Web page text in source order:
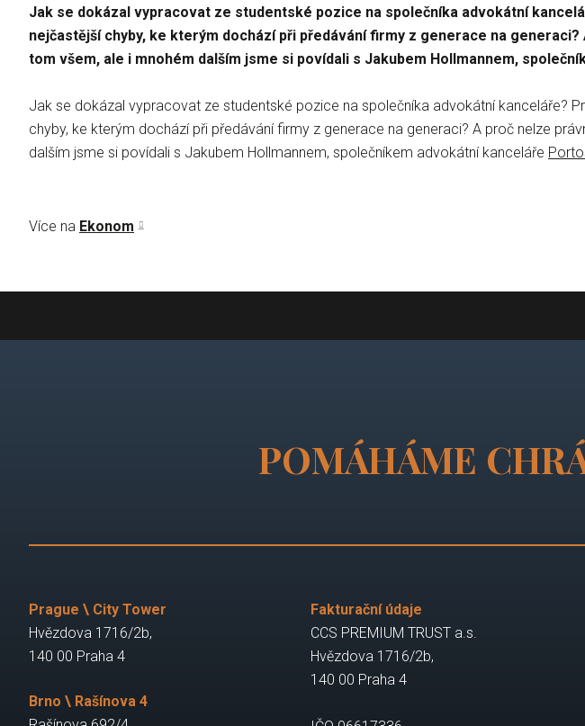
Jak se dokázal vypracovat ze studentské pozice na společníka advokátní
nejčastější chyby, ke kterým dochází při předávání firmy z generace na
tom všem, ale i mnohém dalším jsme si povídali s Jakubem Hollmannem,
Jak se dokázal vypracovat ze studentské pozice na společníka advokátní kanceláře?
chyby, ke kterým dochází při předávání firmy z generace na generaci? A proč nelze
dalším jsme si povídali s Jakubem Hollmannem, společníkem advokátní kanceláře
Více na Ekonom
POMÁHÁME
Prague \ City Tower
Hvězdova 1716/2b,
140 00 Praha 4
Brno \ Rašínova 4
Fakturační údaje
CCS PREMIUM TRUST a.s.
Hvězdova 1716/2b,
140 00 Praha 4